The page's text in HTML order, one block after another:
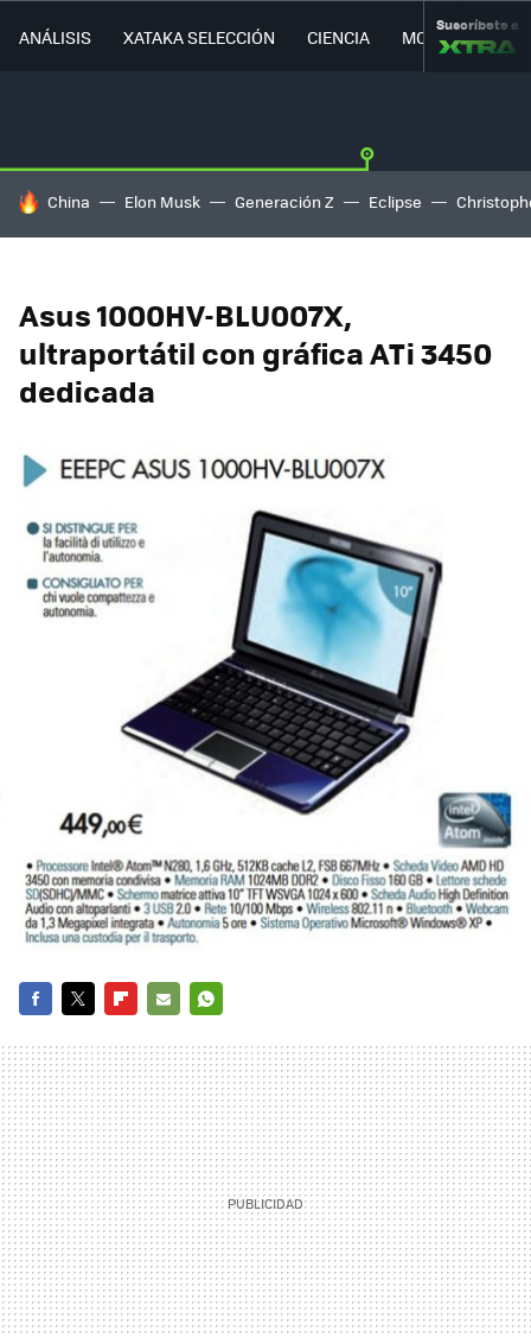
ANÁLISIS XATAKA SELECCIÓN CIENCIA MOVILIDAD
Suscríbete a
HOY SE HABLA DE
China Elon Musk Generación Z Eclipse
Asus 1000HV-BLU007X,
ultraportátil con gráfica ATi 3450
dedicada
MAIL